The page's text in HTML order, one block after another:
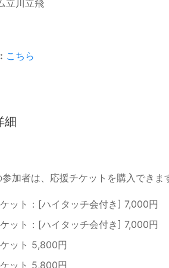
立川立飛
こちら
細
加者は、応援チケットを購入できま
ット：[ハイタッチ会付き] 7,000円
ット：[ハイタッチ会付き] 7,000円
ット 5,800円
ット 5,800円